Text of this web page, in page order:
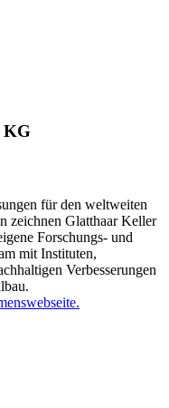
KG
für den weltweiten
zeichnen Glatthaar Keller
Forschungs- und
mit Instituten,
Verbesserungen